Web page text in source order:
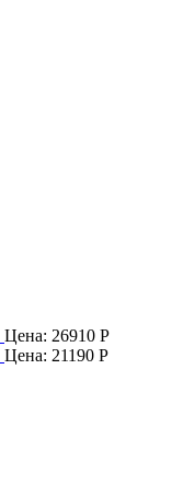
Цена: 26910 Р
Цена: 21190 Р